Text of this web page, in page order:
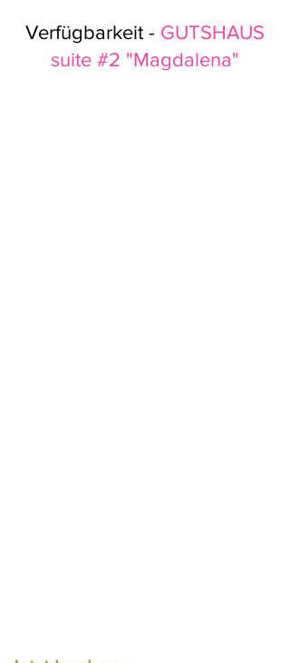
Verfügbarkeit - GUTSHAUS
suite #2 "Magdalena"